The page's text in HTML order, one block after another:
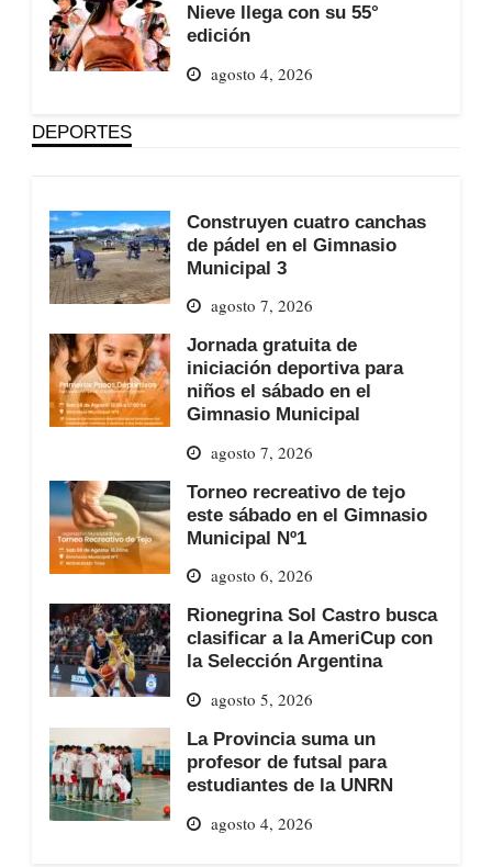
Nieve llega con su 55°
edición
agosto 4, 2026
DEPORTES
Construyen cuatro canchas
de pádel en el Gimnasio
Municipal 3
agosto 7, 2026
Jornada gratuita de
iniciación deportiva para
niños el sábado en el
Gimnasio Municipal
agosto 7, 2026
Torneo recreativo de tejo
este sábado en el Gimnasio
Municipal Nº1
agosto 6, 2026
Rionegrina Sol Castro busca
clasificar a la AmeriCup con
la Selección Argentina
agosto 5, 2026
La Provincia suma un
profesor de futsal para
estudiantes de la UNRN
agosto 4, 2026